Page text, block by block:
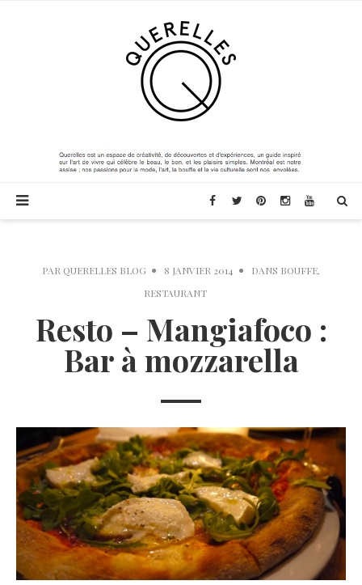
PAR QUERELLES BLOG 8 JANVIER 2014 DANS BOUFFE,
RESTAURANT
Resto – Mangiafoco :
Bar à mozzarella